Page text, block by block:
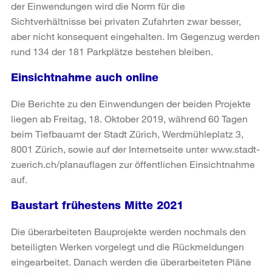
der Einwendungen wird die Norm für die
Sichtverhältnisse bei privaten Zufahrten zwar besser,
aber nicht konsequent eingehalten. Im Gegenzug werden
rund 134 der 181 Parkplätze bestehen bleiben.
Einsichtnahme auch online
Die Berichte zu den Einwendungen der beiden Projekte
liegen ab Freitag, 18. Oktober 2019, während 60 Tagen
beim Tiefbauamt der Stadt Zürich, Werdmühleplatz 3,
8001 Zürich, sowie auf der Internetseite unter www.stadt-
zuerich.ch/planauflagen zur öffentlichen Einsichtnahme
auf.
Baustart frühestens Mitte 2021
Die überarbeiteten Bauprojekte werden nochmals den
beteiligten Werken vorgelegt und die Rückmeldungen
eingearbeitet. Danach werden die überarbeiteten Pläne